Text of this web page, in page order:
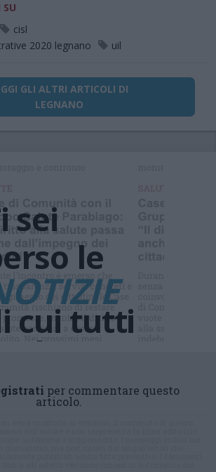
cisl
2020 legnano
uil
GLI ALTRI ARTICOLI DI
LEGNANO
le
cui tutti
?
per commentare questo
articolo.